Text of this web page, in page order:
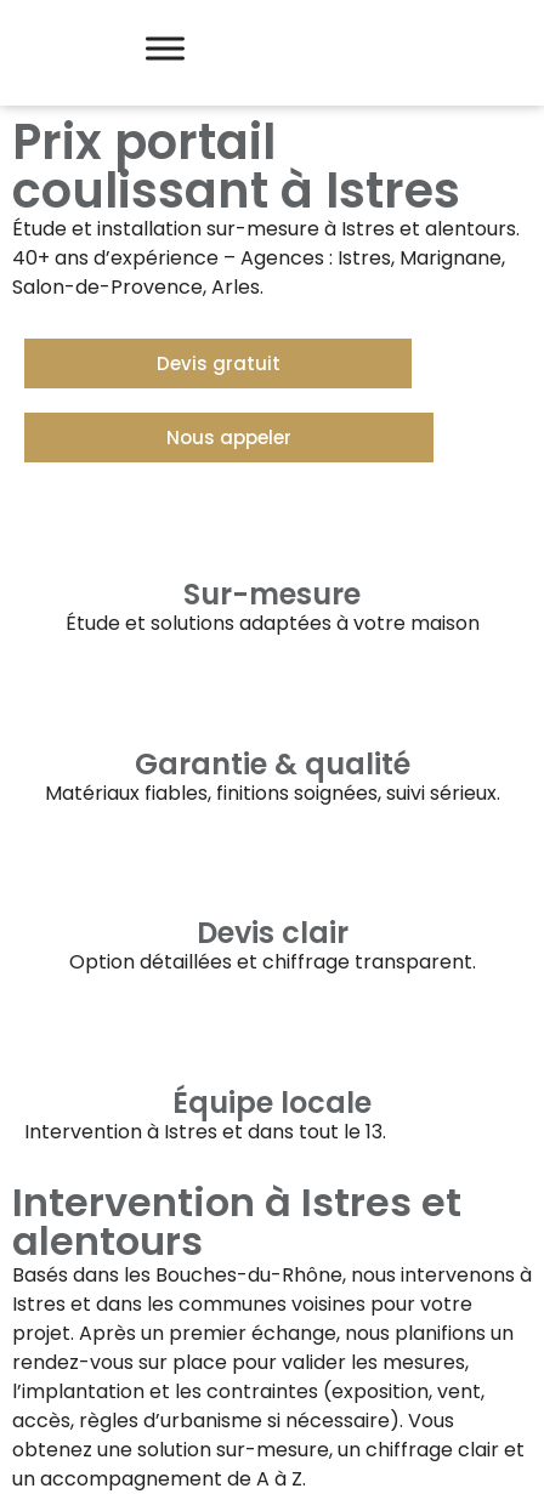
Prix portail
coulissant à Istres
Étude et installation sur-mesure à Istres et alentours.
40+ ans d’expérience – Agences : Istres, Marignane,
Salon-de-Provence, Arles.
Devis gratuit
Nous appeler
Sur-mesure
Étude et solutions adaptées à votre maison
Garantie & qualité
Matériaux fiables, finitions soignées, suivi sérieux.
Devis clair
Option détaillées et chiffrage transparent.
Équipe locale
Intervention à Istres et dans tout le 13.
Intervention à Istres et
alentours
Basés dans les Bouches-du-Rhône, nous intervenons à
Istres et dans les communes voisines pour votre
projet. Après un premier échange, nous planifions un
rendez-vous sur place pour valider les mesures,
l’implantation et les contraintes (exposition, vent,
accès, règles d’urbanisme si nécessaire). Vous
obtenez une solution sur-mesure, un chiffrage clair et
un accompagnement de A à Z.